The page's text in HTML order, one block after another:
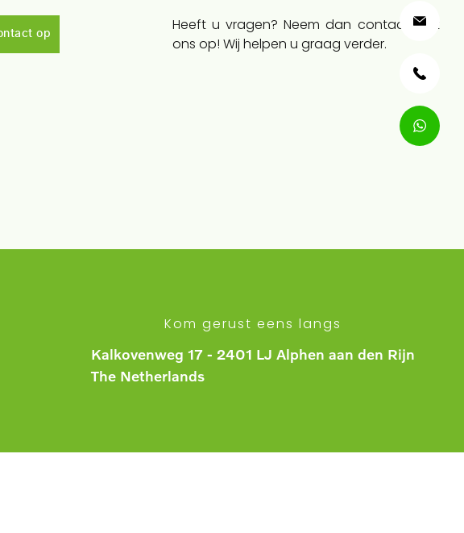
op
Heeft u vragen? Neem dan contact met
ons op! Wij helpen u graag verder.
Kom gerust eens langs
Kalkovenweg 17 - 2401 LJ Alphen aan den Rijn
The Netherlands